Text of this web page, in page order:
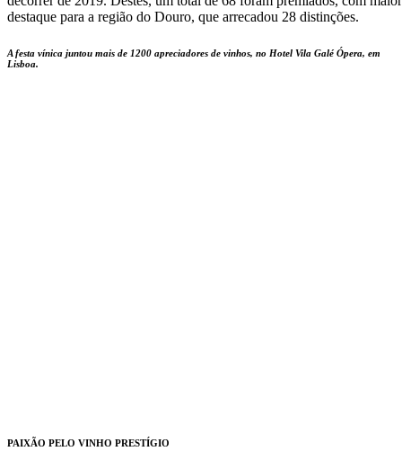
destaque para a região do Douro, que arrecadou 28 distinções.
A festa vínica juntou mais de 1200 apreciadores de vinhos, no Hotel Vila Galé Ópera, em
Lisboa.
PAIXÃO PELO VINHO PRESTÍGIO